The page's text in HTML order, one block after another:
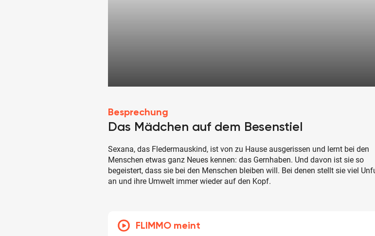
Besprechung
Das Mädchen auf dem Besenstiel
Sexana, das Fledermauskind, ist von zu Hause ausgerissen und lernt bei den
Menschen etwas ganz Neues kennen: das Gernhaben. Und davon ist sie so
begeistert, dass sie bei den Menschen bleiben will. Bei denen stellt sie viel
an und ihre Umwelt immer wieder auf den Kopf.
FLIMMO meint